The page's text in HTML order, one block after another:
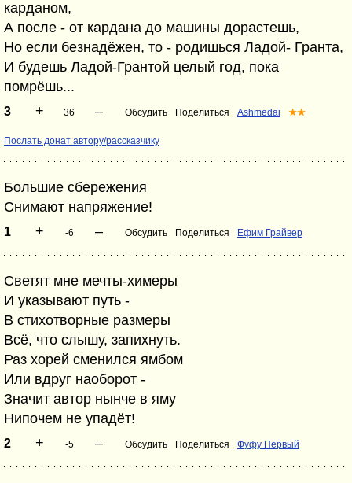
карданом,
А после - от кардана до машины дорастешь,
Но если безнадёжен, то - родишься Ладой- Гранта,
И будешь Ладой-Грантой целый год, пока
помрёшь...
3 + 36 – Обсудить Поделиться Ashmedai ★★
Послать донат автору/рассказчику
Большие сбережения
Снимают напряжение!
1 + -6 – Обсудить Поделиться Ефим Грайвер
Светят мне мечты-химеры
И указывают путь -
В стихотворные размеры
Всё, что слышу, запихнуть.
Раз хорей сменился ямбом
Или вдруг наоборот -
Значит автор нынче в яму
Нипочем не упадёт!
2 + -5 – Обсудить Поделиться Фуфу Первый